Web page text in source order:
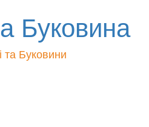
Буковина
та Буковини